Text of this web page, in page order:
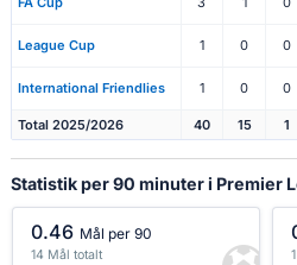
League Cup 1 0 0
International Friendlies 1 0 0
Total 2025/2026 40 15 1
Statistik per 90 minuter i Premier
0.46 Mål per 90
14 Mål totalt